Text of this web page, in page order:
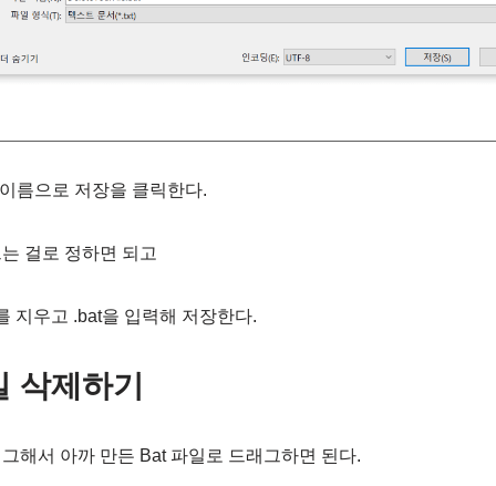
름으로 저장을 클릭한다.
걸로 정하면 되고
지우고 .bat을 입력해 저장한다.
삭제하기
해서 아까 만든 Bat 파일로 드래그하면 된다.